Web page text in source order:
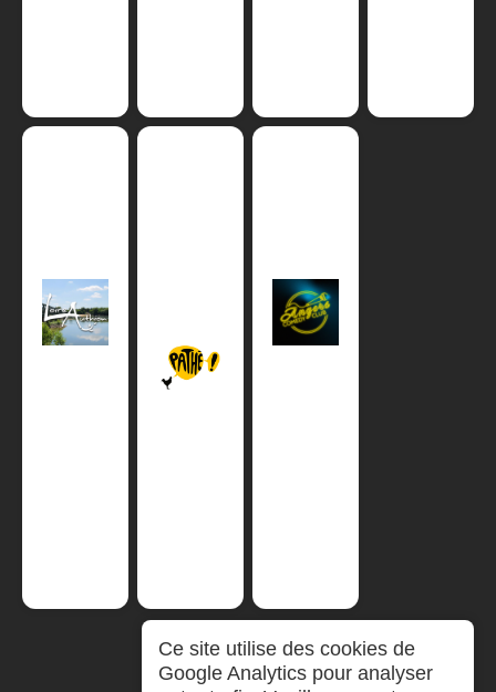
Ce site utilise des cookies de
Google Analytics pour analyser